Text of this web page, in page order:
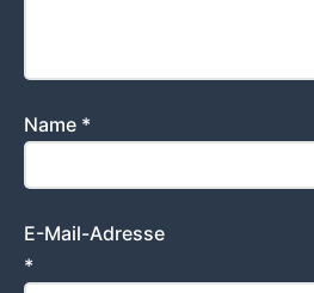
Name *
E-Mail-Adresse
*